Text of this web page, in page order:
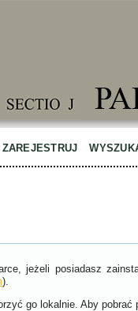
ZAREJESTRUJ
jeżeli posiadasz
).
go lokalnie. Aby